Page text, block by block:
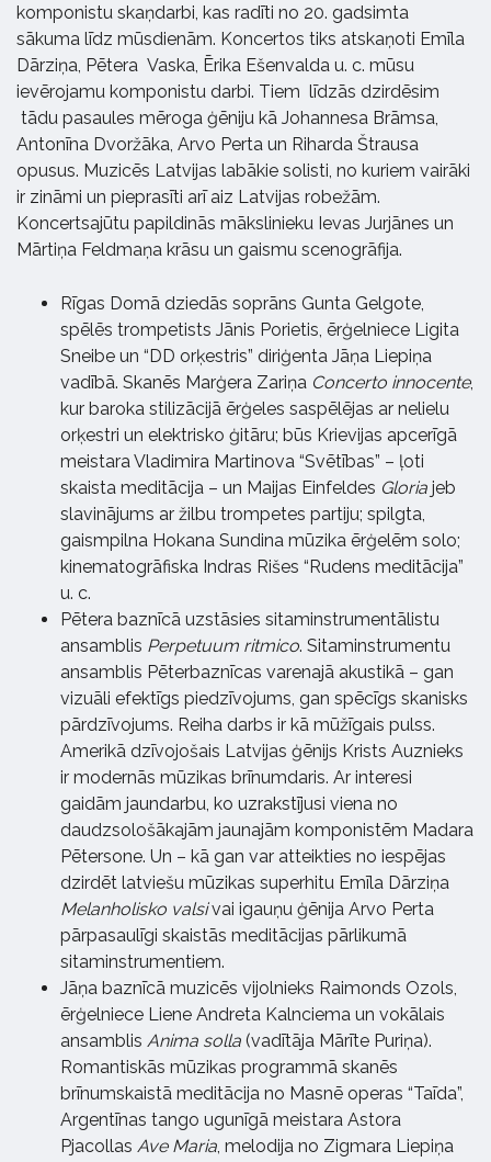
komponistu skaņdarbi, kas radīti no 20. gadsimta
sākuma līdz mūsdienām. Koncertos tiks atskaņoti Emīla
Dārziņa, Pētera Vaska, Ērika Ešenvalda u. c. mūsu
ievērojamu komponistu darbi. Tiem līdzās dzirdēsim
tādu pasaules mēroga ģēniju kā Johannesa Brāmsa,
Antonīna Dvoržāka, Arvo Perta un Riharda Štrausa
opusus. Muzicēs Latvijas labākie solisti, no kuriem vairāki
ir zināmi un pieprasīti arī aiz Latvijas robežām.
Koncertsajūtu papildinās mākslinieku Ievas Jurjānes un
Mārtiņa Feldmaņa krāsu un gaismu scenogrāfija.
Rīgas Domā dziedās soprāns Gunta Gelgote,
spēlēs trompetists Jānis Porietis, ērģelniece Ligita
Sneibe un “DD orķestris” diriģenta Jāņa Liepiņa
vadībā. Skanēs Marģera Zariņa Concerto innocente,
kur baroka stilizācijā ērģeles saspēlējas ar nelielu
orķestri un elektrisko ģitāru; būs Krievijas apcerīgā
meistara Vladimira Martinova “Svētības” – ļoti
skaista meditācija – un Maijas Einfeldes Gloria jeb
slavinājums ar žilbu trompetes partiju; spilgta,
gaismpilna Hokana Sundina mūzika ērģelēm solo;
kinematogrāfiska Indras Rišes “Rudens meditācija”
u. c.
Pētera baznīcā uzstāsies sitaminstrumentālistu
ansamblis Perpetuum ritmico. Sitaminstrumentu
ansamblis Pēterbaznīcas varenajā akustikā – gan
vizuāli efektīgs piedzīvojums, gan spēcīgs skanisks
pārdzīvojums. Reiha darbs ir kā mūžīgais pulss.
Amerikā dzīvojošais Latvijas ģēnijs Krists Auznieks
ir modernās mūzikas brīnumdaris. Ar interesi
gaidām jaundarbu, ko uzrakstījusi viena no
daudzsološākajām jaunajām komponistēm Madara
Pētersone. Un – kā gan var atteikties no iespējas
dzirdēt latviešu mūzikas superhitu Emīla Dārziņa
Melanholisko valsivai igauņu ģēnija Arvo Perta
pārpasaulīgi skaistās meditācijas pārlikumā
sitaminstrumentiem.
Jāņa baznīcā muzicēs vijolnieks Raimonds Ozols,
ērģelniece Liene Andreta Kalnciema un vokālais
ansamblis Anima solla (vadītāja Mārīte Puriņa).
Romantiskās mūzikas programmā skanēs
brīnumskaistā meditācija no Masnē operas “Taīda”,
Argentīnas tango ugunīgā meistara Astora
Pjacollas Ave Maria , melodija no Zigmara Liepiņa